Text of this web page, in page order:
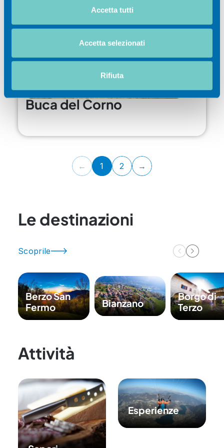
dalla Dichiarazione sui cookie.
Utilizziamo i cookie per personalizzare contenuti ed
analizzare il nostro traffico. Condividiamo inoltre
informazioni sul modo in cui utilizza il nostro sito con i
pubblicità e social media, i quali potrebbero combinarle
con altre informazioni che ha fornito loro o che hanno
Accetta tutti
Accetta selezionati
Rifiuta
Buca del Corno
← 1 2 →
Le destinazioni
Scoprile
Berzo San
Fermo
Bianzano
Borgo di
Terzo
Attività
Esperienze